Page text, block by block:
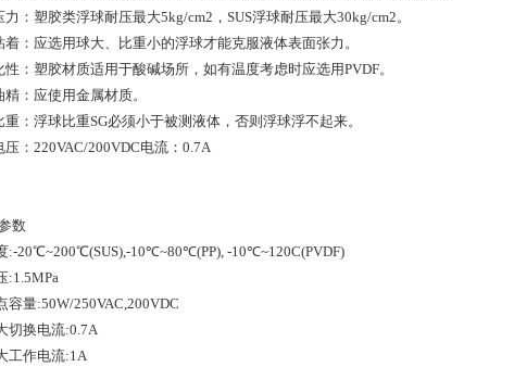
力：塑胶类浮球耐压最大5kg/cm2，SUS浮球耐压最大30kg/cm2。
着：应选用球大、比重小的浮球才能克服液体表面张力。
性：塑胶材质适用于酸碱场所，如有温度考虑时应选用PVDF。
精：应使用金属材质。
重：浮球比重SG必须小于被测液体，否则浮球浮不起来。
压：220VAC/200VDC电流：0.7A
数
:-20℃~200℃(SUS),-10℃~80℃(PP), -10℃~120C(PVDF)
:1.5MPa
容量:50W/250VAC,200VDC
切换电流:0.7A
工作电流:1A